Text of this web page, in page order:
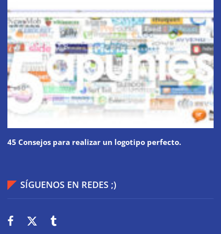
45 Consejos para realizar un logotipo perfecto.
SÍGUENOS EN REDES ;)